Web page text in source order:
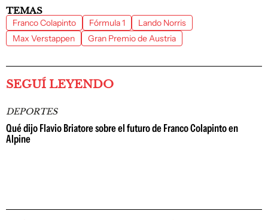
TEMAS
Franco Colapinto Fórmula 1
Lando Norris
Max Verstappen
Gran Premio de Austria
SEGUÍ LEYENDO
DEPORTES
Qué dijo Flavio Briatore sobre el futuro de Franco Colapinto en
Alpine